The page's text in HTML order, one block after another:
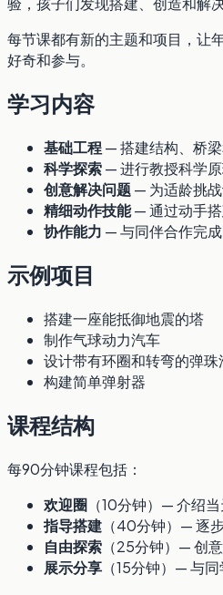
每节课都有新的主题和项目，让
好奇和参与。
学习内容
基础工程— 搭建结构、桥
科学探索— 进行教授科学
创意解决问题— 为适龄挑
精细动作技能— 通过动手
协作能力 — 与同伴合作完
示例项目
搭建一座能抵御地震的塔
制作气球动力汽车
设计带有环圈和转弯的弹珠
构建简单弹射器
课程结构
每90分钟课程包括：
欢迎圈 （10分钟）— 介绍
指导搭建 （40分钟）— 逐
自由探索 （25分钟）— 创
展示分享 （15分钟）— 与